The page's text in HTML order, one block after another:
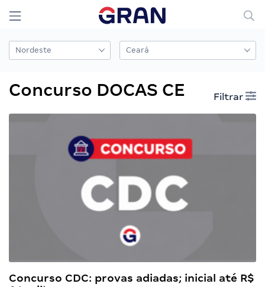
Concurso DOCAS CE Filtrar
Concurso CDC: provas adiadas; inicial até R$